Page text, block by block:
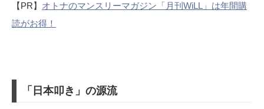
【PR】 オトナのマンスリーマガジン「月刊WiLL」は年間購
読がお得！
「日本叩き」の源流